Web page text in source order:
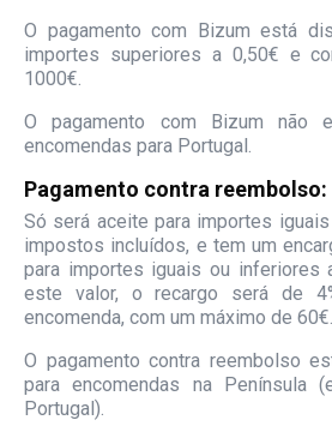
O pagamento com Bizum está
importes superiores a 0,50€ e
1000€.
O pagamento com Bizum não
encomendas para Portugal.
Pagamento contra reembolso:
Só será aceite para importes
impostos incluídos, e tem um
para importes iguais ou inferiores
este valor, o recargo será de
encomenda, com um máximo de 60€.
O pagamento contra reembolso
para encomendas na Península
Portugal).